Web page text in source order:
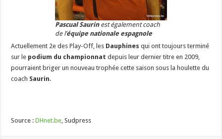
Pascual Saurinest également coach
de l’équipe nationale espagnole
Actuellement 2e des Play-Off, les Dauphines qui ont toujours terminé
sur le podium du championnat depuis leur dernier titre en 2009,
pourraient briger un nouveau trophée cette saison sous la houlette du
coach Saurin.
Source :DHnet.be, Sudpress